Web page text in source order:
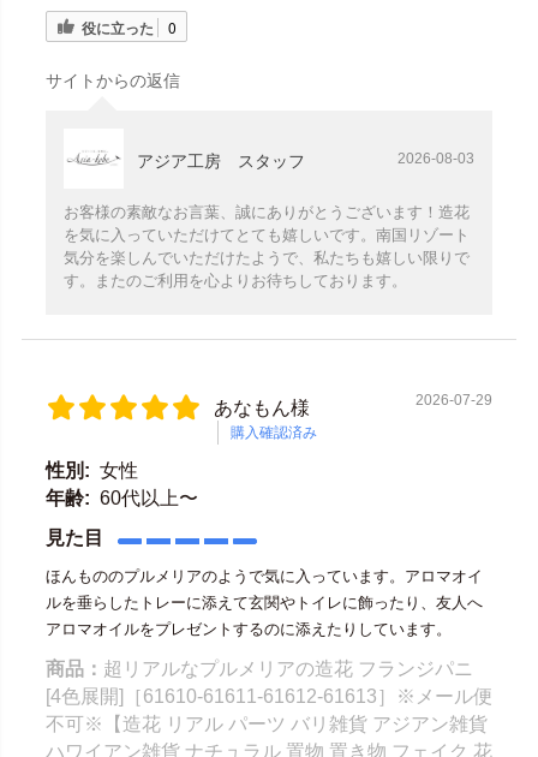
役に立った 0
サイトからの返信
アジア工房 スタッフ 2026-08-03
お客様の素敵なお言葉、誠にありがとうございます！造花
を気に入っていただけてとても嬉しいです。南国リゾート
気分を楽しんでいただけたようで、私たちも嬉しい限りで
す。またのご利用を心よりお待ちしております。
あなもん様
購入確認済み
2026-07-29
性別: 女性
年齢: 60代以上〜
見た目
ほんもののプルメリアのようで気に入っています。アロマオイ
ルを垂らしたトレーに添えて玄関やトイレに飾ったり、友人へ
アロマオイルをプレゼントするのに添えたりしています。
商品： 超リアルなプルメリアの造花 フランジパニ
[4色展開]［61610-61611-61612-61613］※メール便
不可※【造花 リアル パーツ バリ雑貨 アジアン雑貨
ハワイアン雑貨 ナチュラル 置物 置き物 フェイク 花